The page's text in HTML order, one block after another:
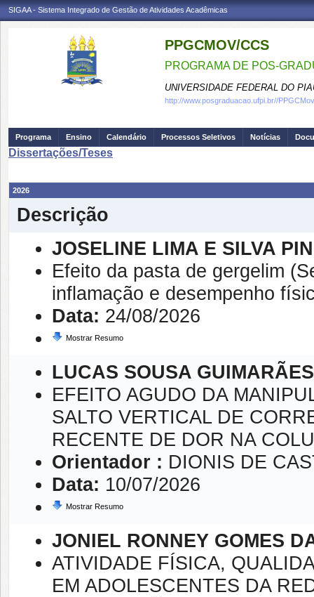
SIGAA - Sistema Integrado de Gestão de Atividades Acadêmicas
PPGCMOV/CCS
PROGRAMA DE POS-
UNIVERSIDADE FEDERAL DO
http://www.posgraduacao.ufpi.br//
Programa Ensino Calendário Processos Seletivos Notícias
Dissertações/Teses
2026
Descrição
JOSELINE LIMA E SILVA
Efeito da pasta de gergelim
inflamação e desempenho
Data: 24/08/2026
Mostrar Resumo
LUCAS SOUSA GUIMARÃES
EFEITO AGUDO DA
SALTO VERTICAL DE
RECENTE DE DOR NA
Orientador : DIONIS DE
Data: 10/07/2026
Mostrar Resumo
JONIEL RONNEY GOMES
ATIVIDADE FÍSICA,
EM ADOLESCENTES DA